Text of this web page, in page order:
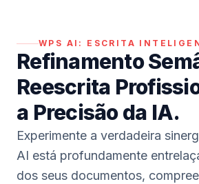
WPS AI: ESCRITA
Refinamento
Reescrita
a Precisão da IA.
Experimente a verdadeira
AI está profundamente
dos seus documentos,